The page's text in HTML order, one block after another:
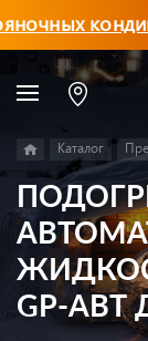
Каталог
GP-